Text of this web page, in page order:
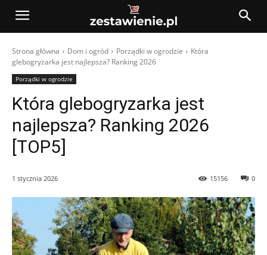
Strona główna Dom i ogród Porządki w ogrodzie
Która
glebogryzarka jest najlepsza? Ranking 2026
Porządki w ogrodzie
Która glebogryzarka jest
najlepsza? Ranking 2026
[TOP5]
1 stycznia 2026 0
15156